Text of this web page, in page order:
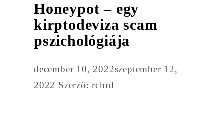
Honeypot – egy
kirptodeviza scam
pszichológiája
december 10, 2022szeptember 12,
2022 Szerző:rchrd